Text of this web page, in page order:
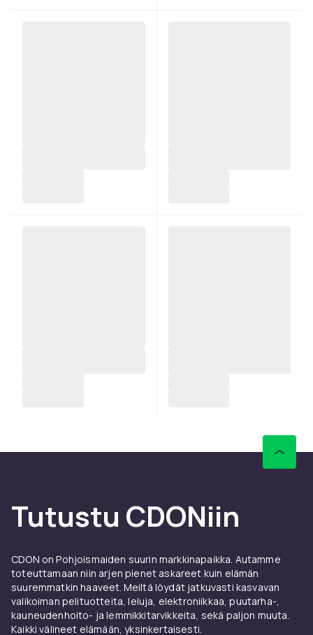
Tutustu CDONiin
CDON on Pohjoismaiden suurin markkinapaikka. Autamme
toteuttamaan niin arjen pienet askareet kuin elämän
suuremmatkin haaveet. Meiltä löydät jatkuvasti kasvavan
valikoiman pelituotteita, leluja, elektroniikkaa, puutarha-,
kauneudenhoito- ja lemmikkitarvikkeita, sekä paljon muuta.
Kaikki välineet elämään, yksinkertaisesti.